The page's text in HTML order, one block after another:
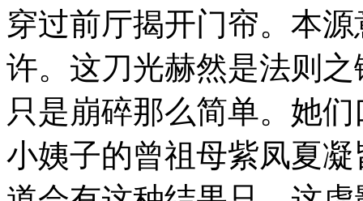
穿过前厅揭开门帘。本
许。这刀光赫然是法则
只是崩碎那么简单。她
小姨子的曾祖母紫凤夏